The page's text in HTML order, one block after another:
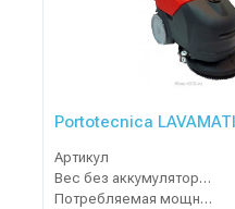
Portotecnica
Артикул
Вес без аккумуляторов (кг)
Потребляемая мощность (кВт)